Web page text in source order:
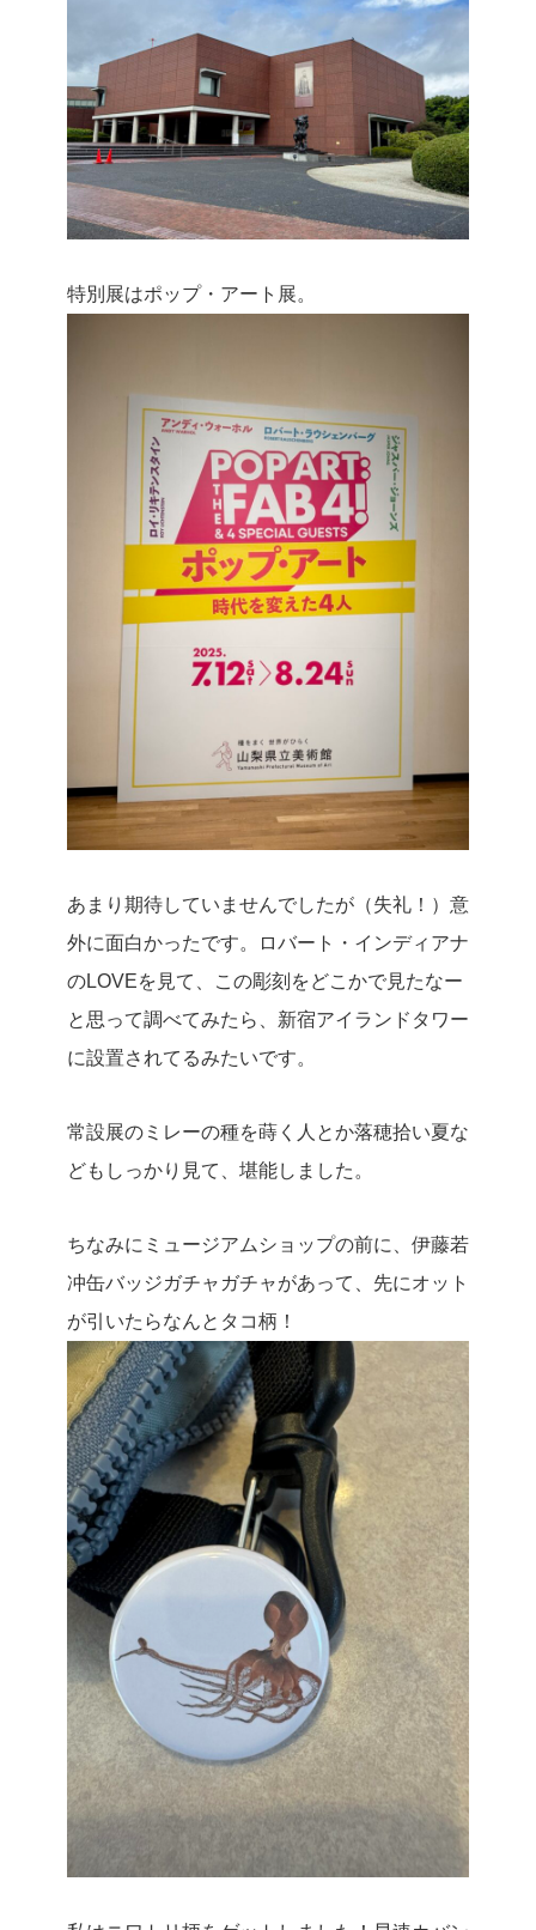
特別展はポップ・アート展。
あまり期待していませんでしたが（失礼！）意
外に面白かったです。ロバート・インディアナ
のLOVEを見て、この彫刻をどこかで見たなー
と思って調べてみたら、新宿アイランドタワー
に設置されてるみたいです。
常設展のミレーの種を蒔く人とか落穂拾い夏な
どもしっかり見て、堪能しました。
ちなみにミュージアムショップの前に、伊藤若
冲缶バッジガチャガチャがあって、先にオット
が引いたらなんとタコ柄！